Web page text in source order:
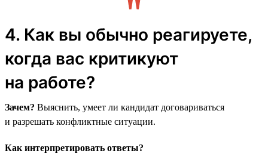
4. Как вы обычно реагируете,
когда вас критикуют
на работе?
Зачем? Выяснить, умеет ли кандидат договариваться
и разрешать конфликтные ситуации.
Как интерпретировать ответы?